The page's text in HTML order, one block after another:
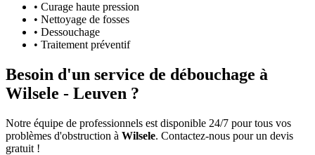
• Curage haute pression
• Nettoyage de fosses
• Dessouchage
• Traitement préventif
Besoin d'un service de débouchage à
Wilsele - Leuven ?
Notre équipe de professionnels est disponible 24/7 pour tous vos
problèmes d'obstruction à Wilsele. Contactez-nous pour un devis
gratuit !